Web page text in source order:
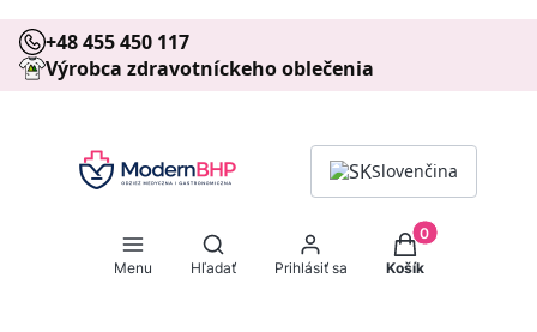
+48 455 450 117
Výrobca zdravotníckeho oblečenia
Slovenčina
Menu
Otvoriť vyhľadávač
Hľadať Prihlásiť sa
Produkty v
Košík